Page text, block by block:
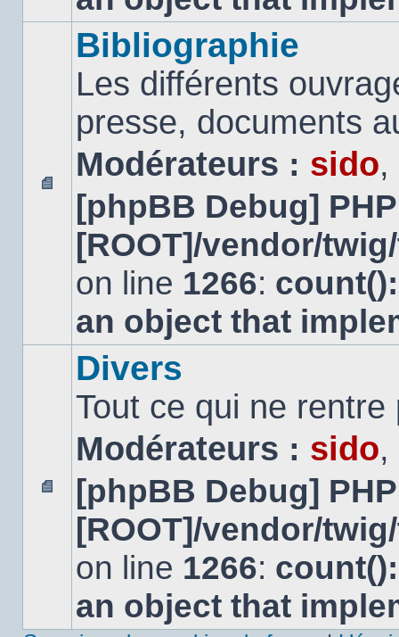
Aucun
message
non
Bibliographie
Les différents
presse, documents
Modérateurs : sido,
[phpBB Debug]
[ROOT]/vendor/
on line 1266:
an object that
Aucun
message
non
Divers
Tout ce qui ne
Modérateurs : sido,
[phpBB Debug]
[ROOT]/vendor/
on line 1266:
an object that